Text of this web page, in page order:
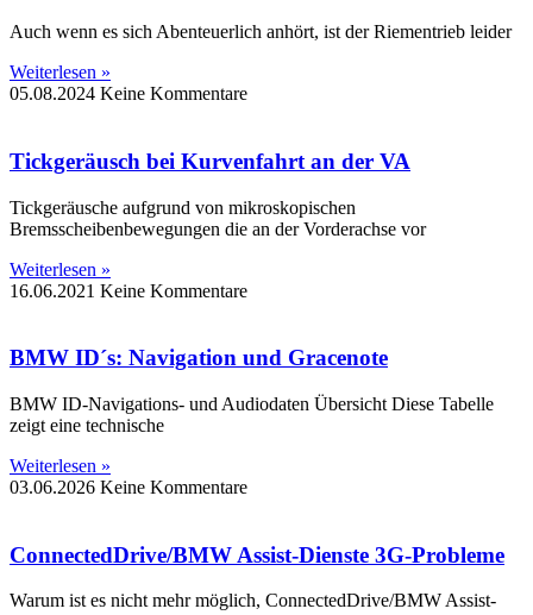
Auch wenn es sich Abenteuerlich anhört, ist der Riementrieb leider
Weiterlesen »
05.08.2024 Keine Kommentare
Tickgeräusch bei Kurvenfahrt an der VA
Tickgeräusche aufgrund von mikroskopischen
Bremsscheibenbewegungen die an der Vorderachse vor
Weiterlesen »
16.06.2021 Keine Kommentare
BMW ID´s: Navigation und Gracenote
BMW ID-Navigations- und Audiodaten Übersicht Diese Tabelle
zeigt eine technische
Weiterlesen »
03.06.2026 Keine Kommentare
ConnectedDrive/BMW Assist-Dienste 3G-Probleme
Warum ist es nicht mehr möglich, ConnectedDrive/BMW Assist-